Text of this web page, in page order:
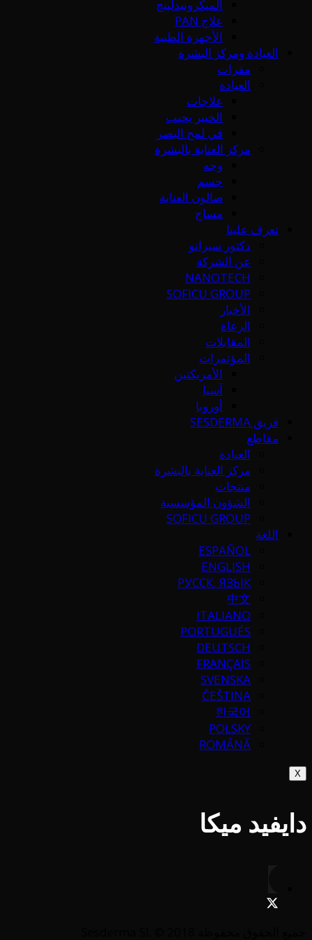
الميكرونيدلينج
علاج PAN
الأجهزة الطبية
العيادة ومركز البشرة
مقرات
العيادة
علاجات
الخبير يجيب
في لمح البصر
مركز العناية بالبشرة
وجه
جسم
صالون العناية
مساج
تعرف علينا
دكتور سيرانو
عن الشركة
NANOTECH
SOFICU GROUP
الأخبار
الرعاة
المقابلات
المؤتمرات
الأمريكتين
آسيا
أوروبا
فريق SESDERMA
مقاطع
العيادة
مركز العناية بالبشرة
منتجات
الشؤون المؤسسية
SOFICU GROUP
اللغة
ESPAÑOL
ENGLISH
РУССК. ЯЗЫК
中文
ITALIANO
PORTUGUÉS
DEUTSCH
FRANÇAIS
SVENSKA
ČEŠTINA
한국어
POLSKY
ROMÂNĂ
X
دايفيد ميكا